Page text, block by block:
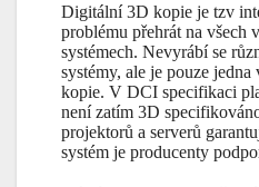
Digitální 3D kopie je tzv
problému přehrát na všech
systémech. Nevyrábí se
systémy, ale je pouze
kopie. V DCI specifikaci
není zatím 3D
projektorů a serverů
systém je producenty